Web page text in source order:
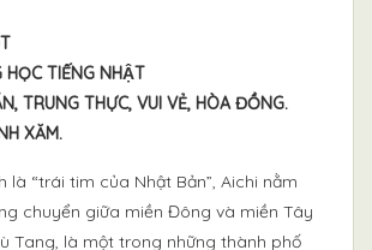
HỌC TIẾNG NHẬT
TRUNG THỰC, VUI VẺ, HÒA ĐỒNG.
XĂM.
là “trái tim của Nhật Bản”, Aichi nằm
chuyển giữa miền Đông và miền Tây
Tang, là một trong những thành phố